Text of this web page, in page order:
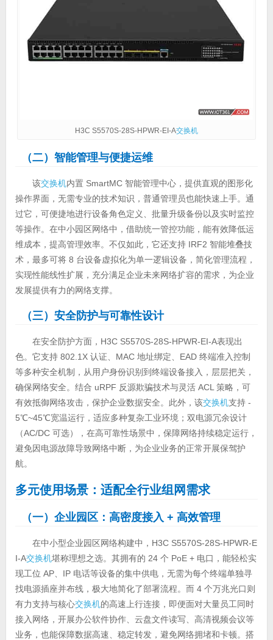
H3C S5570S-28S-HPWR-EI-A交换机
（二）智能管理与便捷运维
该交换机内置 SmartMC 智能管理中心，提供直观的图形化
操作界面，无需专业的技术知识，普通管理员也能快速上手。通
过它，可便捷地进行设备角色定义、批量升级备份以及实时监控
等操作。在中小园区网络中，借助统一管控功能，能有效降低运
维成本，提高管理效率。不仅如此，它还支持 IRF2 智能堆叠技
术，最多可将 8 台设备虚拟化为单一逻辑设备，简化管理流程，
实现性能线性扩展，充分满足企业未来网络扩容的需求，为企业
发展提供有力的网络支撑。
（三）安全防护与可靠性设计
在安全防护方面，H3C S5570S-28S-HPWR-EI-A表现出
色。它支持 802.1X 认证、MAC 地址绑定、EAD 终端准入控制
等多种安全机制，从用户身份识别到终端设备接入，层层把关，
确保网络安全。结合 uRPF 反源欺骗技术与灵活 ACL 策略，可
有效抵御网络攻击，保护企业数据安全。此外，该交换机支持 -
5℃~45℃宽温运行，适应多种复杂工业环境；双电源冗余设计
（AC/DC 可选），在高可靠性场景中，保障网络持续稳定运行，
避免因电源故障导致网络中断，为企业业务的正常开展保驾护
航。
多元使用场景：适配全行业组网需求
（一）企业园区：高密度接入 + 高效管理
在中小型企业园区网络构建中，H3C S5570S-28S-HPWR-E
I-A交换机堪称理想之选。其拥有的 24 个 PoE + 电口，能轻松实
现工位 AP、IP 电话等设备的集中供电，无需为每个终端单独寻
找电源插座并布线，极大地简化了部署流程。而 4 个万兆光口则
有力支持与核心交换机的高速上行连接，即便面对大量员工同时
接入网络，开展办公软件协作、云盘文件读写、高清视频会议等
业务，也能保障数据高速、稳定转发，避免网络拥堵和卡顿。搭